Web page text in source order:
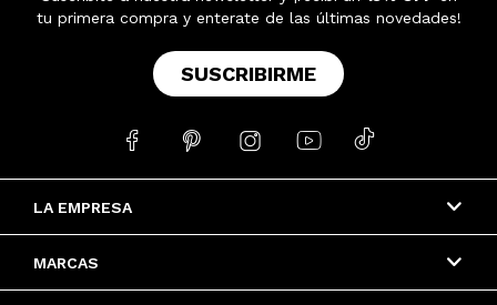
LA EMPRESA
MARCAS
tu primera compra y enterate de las últimas novedades!
SUSCRIBIRME
    